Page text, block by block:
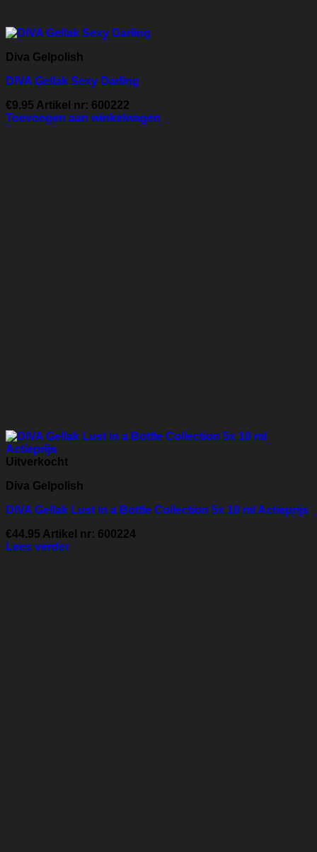
Diva Gelpolish
DIVA Gellak Sexy Darling
€9.95 Artikel nr: 600222
Toevoegen aan winkelwagen
Uitverkocht
Diva Gelpolish
DIVA Gellak Lust in a Bottle Collection 5x 10 ml Actieprijs
€44.95 Artikel nr: 600224
Lees verder